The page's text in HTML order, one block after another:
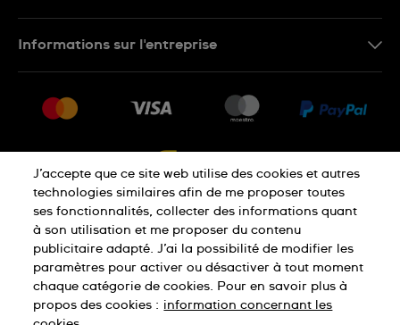
Retour
Conditions De Vente
Droit de rétractation
Informations sur l'entreprise
Jobs
Déclaration De Confidentialité
Cookies Conditions D'Utilisation
J’accepte que ce site web utilise des cookies et autres
technologies similaires afin de me proposer toutes
ses fonctionnalités, collecter des informations quant
à son utilisation et me proposer du contenu
publicitaire adapté. J’ai la possibilité de modifier les
paramètres pour activer ou désactiver à tout moment
chaque catégorie de cookies. Pour en savoir plus à
propos des cookies : information concernant les